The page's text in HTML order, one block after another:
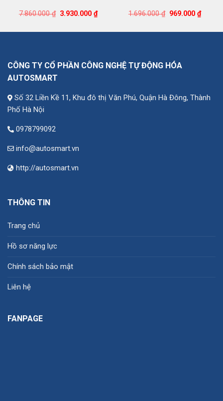
7.860.000₫ Giá
7.860.000 ₫.
3.930.000₫Giá
hiện
là:
1.696.000₫ Giá
1.696.000 ₫.
969.000₫Giá
hiện
là:
CÔNG TY CỔ PHẦN CÔNG NGHỆ TỰ ĐỘNG HÓA
AUTOSMART
Số 32 Liền Kề 11, Khu đô thị Văn Phú, Quận Hà Đông, Thành
Phố Hà Nội
0978799092
info@autosmart.vn
http://autosmart.vn
THÔNG TIN
Trang chủ
Hồ sơ năng lực
Chính sách bảo mật
Liên hệ
FANPAGE